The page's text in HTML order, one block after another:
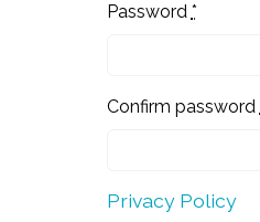
Password *
Confirm password
Privacy Policy